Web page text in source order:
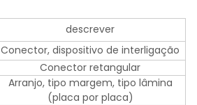
descrever
Conector, dispositivo de interligação
Conector retangular
Arranjo, tipo margem, tipo lâmina
(placa por placa)